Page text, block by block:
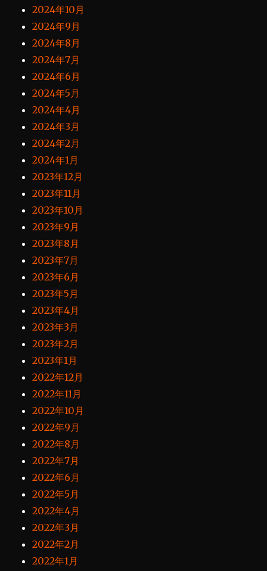
2024年10月
2024年9月
2024年8月
2024年7月
2024年6月
2024年5月
2024年4月
2024年3月
2024年2月
2024年1月
2023年12月
2023年11月
2023年10月
2023年9月
2023年8月
2023年7月
2023年6月
2023年5月
2023年4月
2023年3月
2023年2月
2023年1月
2022年12月
2022年11月
2022年10月
2022年9月
2022年8月
2022年7月
2022年6月
2022年5月
2022年4月
2022年3月
2022年2月
2022年1月